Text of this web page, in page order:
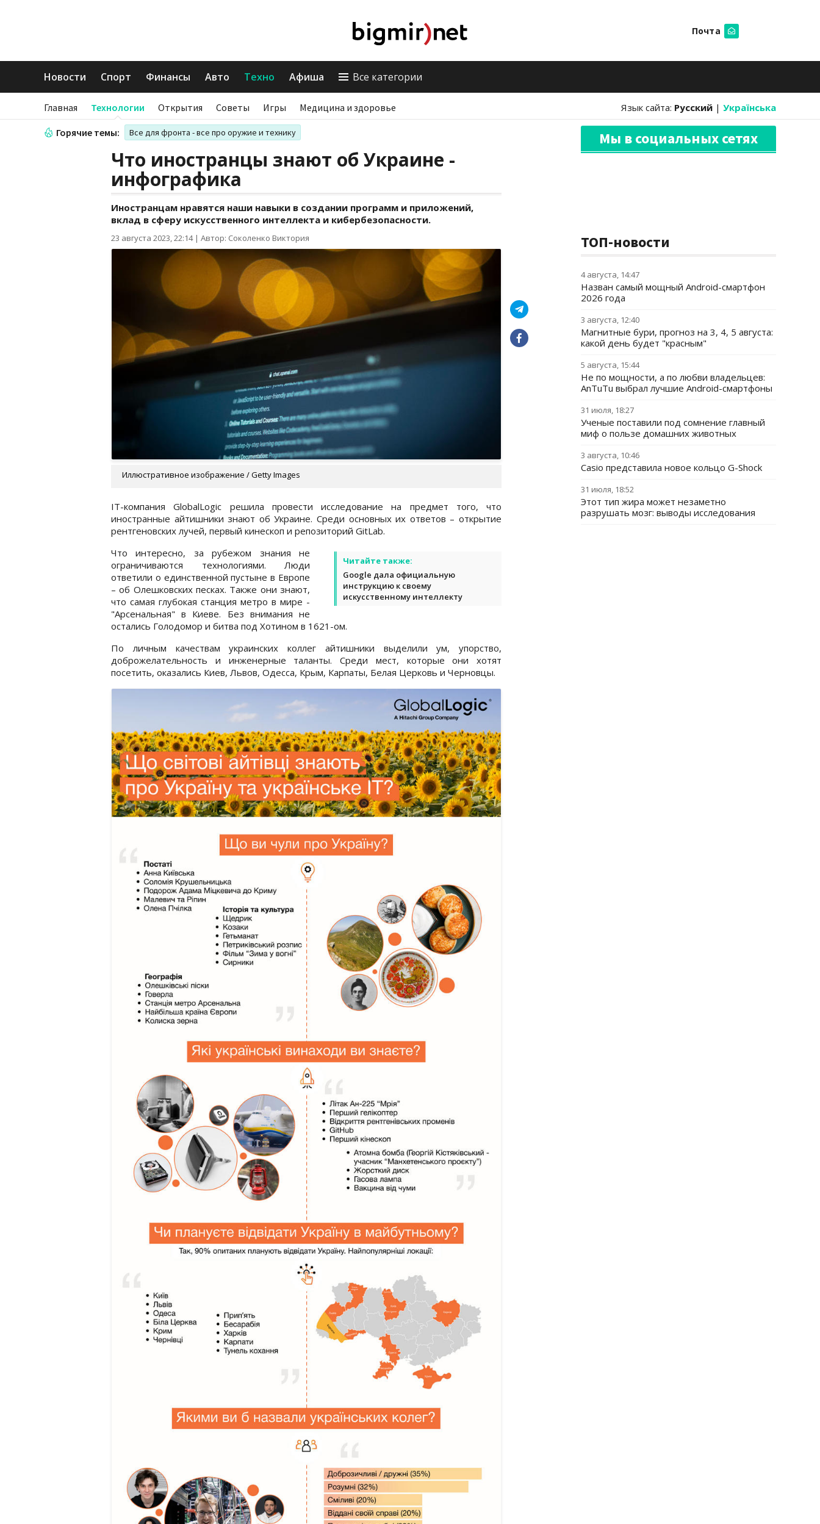
Почта
Новости Спорт Финансы Авто Техно Афиша Все категории
Главная Технологии Открытия Советы Игры Медицина и здоровье Язык сайта: Русский | Українська
Горячие темы: Все для фронта - все про оружие и технику
Что иностранцы знают об Украине -
инфографика
Иностранцам нравятся наши навыки в создании программ и приложений,
вклад в сферу искусственного интеллекта и кибербезопасности.
23 августа 2023, 22:14| Автор: Соколенко Виктория
Иллюстративное изображение / Getty Images
IT-компания GlobalLogic решила провести исследование на предмет того, что
иностранные айтишники знают об Украине. Среди основных их ответов – открытие
рентгеновских лучей, первый кинескоп и репозиторий GitLab.
Читайте также:
Google дала официальную
инструкцию к своему
искусственному интеллекту
Что интересно, за рубежом знания не
ограничиваются технологиями. Люди
ответили о единственной пустыне в Европе
– об Олешковских песках. Также они знают,
что самая глубокая станция метро в мире -
"Арсенальная" в Киеве. Без внимания не
остались Голодомор и битва под Хотином в 1621-ом.
По личным качествам украинских коллег айтишники выделили ум, упорство,
доброжелательность и инженерные таланты. Среди мест, которые они хотят
посетить, оказались Киев, Львов, Одесса, Крым, Карпаты, Белая Церковь и Черновцы.
Мы в социальных сетях
ТОП-новости
4 августа, 14:47
Назван самый мощный Android-смартфон
2026 года
3 августа, 12:40
Магнитные бури, прогноз на 3, 4, 5 августа:
какой день будет "красным"
5 августа, 15:44
Не по мощности, а по любви владельцев:
AnTuTu выбрал лучшие Android-смартфоны
31 июля, 18:27
Ученые поставили под сомнение главный
миф о пользе домашних животных
3 августа, 10:46
Casio представила новое кольцо G-Shock
31 июля, 18:52
Этот тип жира может незаметно
разрушать мозг: выводы исследования